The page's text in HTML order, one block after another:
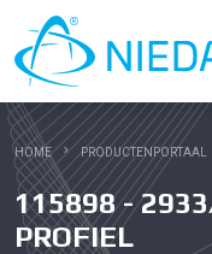
HOME PRODUCTENPORTAAL
115898 -
PROFIEL